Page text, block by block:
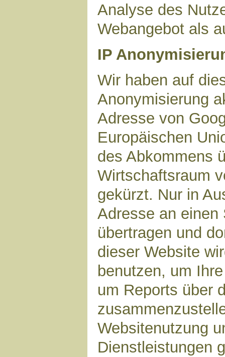
Analyse des
Webangebot als
IP
Wir haben auf
Anonymisierung
Adresse von
Europäischen
des Abkommens
Wirtschaftsraum
gekürzt. Nur in
Adresse an einen
übertragen und
dieser Website
benutzen, um
um Reports über
Websitenutzung
Dienstleistungen